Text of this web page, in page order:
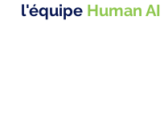
l'équipe Human AI